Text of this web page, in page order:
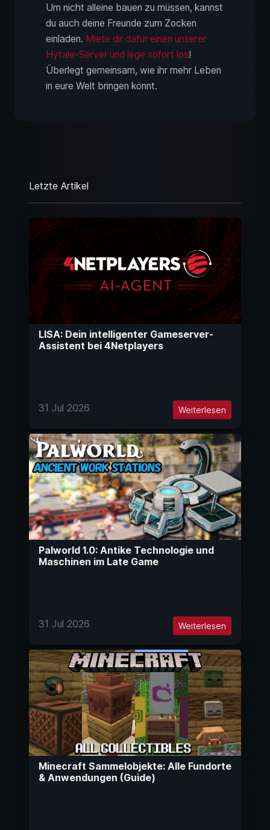
Um nicht alleine bauen zu müssen, kannst
du auch deine Freunde zum Zocken
einladen. Miete dir dafür einen unserer
Hytale-Server und lege sofort los!
Überlegt gemeinsam, wie ihr mehr Leben
in eure Welt bringen könnt.
Letzte Artikel
LISA: Dein intelligenter Gameserver-
Assistent bei 4Netplayers
31 Jul 2026 Weiterlesen
Palworld 1.0: Antike Technologie und
Maschinen im Late Game
31 Jul 2026 Weiterlesen
Minecraft Sammelobjekte: Alle Fundorte
& Anwendungen (Guide)